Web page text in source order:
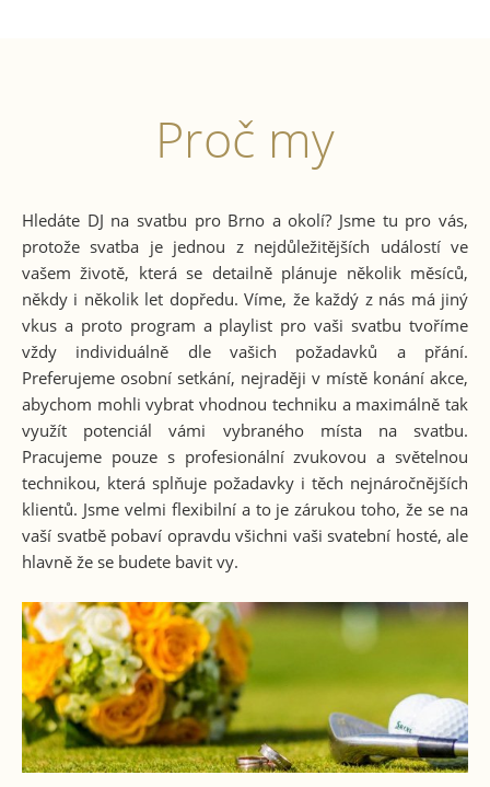
Proč my
Hledáte DJ na svatbu pro Brno a okolí? Jsme tu pro vás,
protože svatba je jednou z nejdůležitějších událostí ve
vašem životě, která se detailně plánuje několik měsíců,
někdy i několik let dopředu. Víme, že každý z nás má jiný
vkus a proto program a playlist pro vaši svatbu tvoříme
vždy individuálně dle vašich požadavků a přání.
Preferujeme osobní setkání, nejraději v místě konání akce,
abychom mohli vybrat vhodnou techniku a maximálně tak
využít potenciál vámi vybraného místa na svatbu.
Pracujeme pouze s profesionální zvukovou a světelnou
technikou, která splňuje požadavky i těch nejnáročnějších
klientů. Jsme velmi flexibilní a to je zárukou toho, že se na
vaší svatbě pobaví opravdu všichni vaši svatební hosté, ale
hlavně že se budete bavit vy.